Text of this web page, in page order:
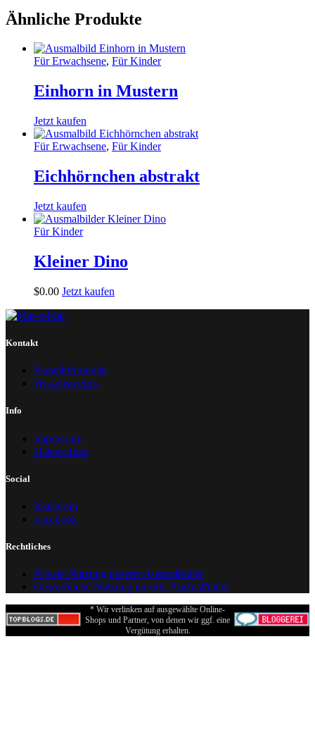
Ähnliche Produkte
Für Erwachsene, Für Kinder
Einhorn in Mustern
Jetzt kaufen
Für Erwachsene, Für Kinder
Eichhörnchen abstrakt
Jetzt kaufen
Für Kinder
Kleiner Dino
$0.00 Jetzt kaufen
Kontakt
Kontaktformular
Wissenswertes
Info
Impressum
Datenschutz
Social
Instagram
Facebook
Rechtliches
Private Nutzung unserer Ausmalbilder
Gewerbliche Nutzung unserer Ausmalbilder
* Wir verlinken auf ausgewählte Online-
Shops und Partner, von denen wir ggf. eine
Vergütung erhalten.